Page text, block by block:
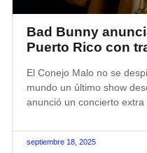
Bad Bunny
Puerto Rico con
El Conejo Malo no se
mundo un último show
anunció un concierto extra
septiembre 18, 2025